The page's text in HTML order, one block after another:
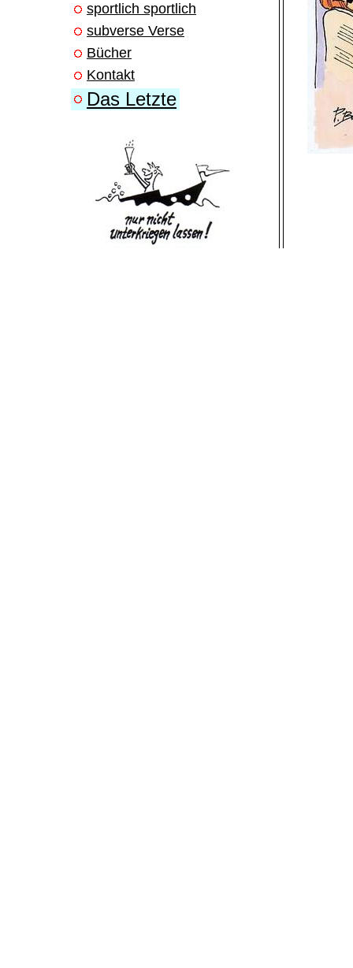
sportlich sportlich
subverse Verse
Bücher
Kontakt
Das Letzte